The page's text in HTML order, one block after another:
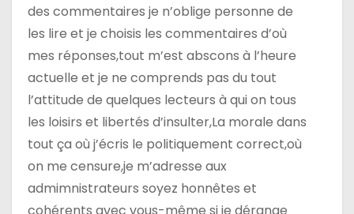
c
e
des commentaires je n’oblige personne de
les lire et je choisis les commentaires d’où
mes réponses,tout m’est abscons à l’heure
actuelle et je ne comprends pas du tout
l’attitude de quelques lecteurs à qui on tous
les loisirs et libertés d’insulter,La morale dans
tout ça où j’écris le politiquement correct,où
on me censure,je m’adresse aux
admimnistrateurs soyez honnêtes et